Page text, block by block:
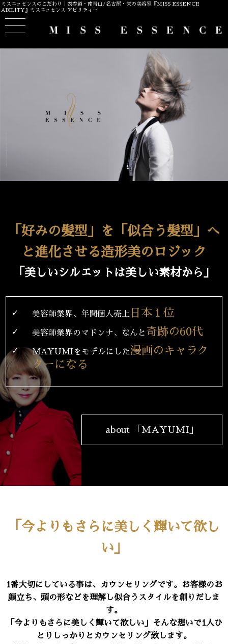
ミスエッセンスのこだわり｜表参道・南青山/名古屋・栄の美容室『MISS ESSENCE
ABILITY』ミスエッセンス アビリティー
「好みの髪型」を「似合う髪型」へ
と進化させる造形美のロジック
「美しいシルエットは美しい素材から」
✓ 美容師業界、年間個人売上 日本１位
✓ 美容師業界のマドンナ、なんと 奇跡の60代
✓ MAYUMIをモデルにした漫画のキャラク
ターになる
about 「MAYUMI」
「今よりもさらに美しく輝いて欲し
い」
1番大切にしている事は、カウンセリングです。お客様のお
顔立ち、頭の形などを理解し似合うスタイルを創りだしま
す。
「今よりもさらに美しく輝いて欲しい」そんな想いで1人ひ
とりしっかりとカウンセリング致します。